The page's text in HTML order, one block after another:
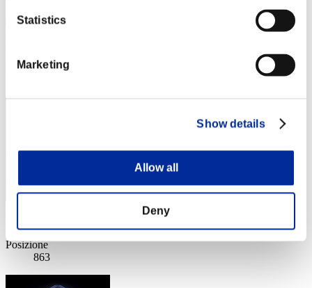
Statistics
Marketing
Show details
Allow all
Deny
shujo
Posizione
Posizione
863